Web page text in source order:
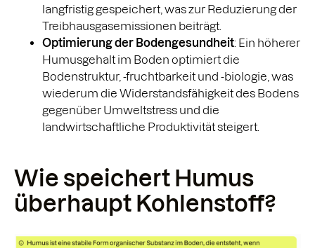
langfristig gespeichert, was zur Reduzierung der
Treibhausgasemissionen beiträgt.
Optimierung der Bodengesundheit: Ein höherer
Humusgehalt im Boden optimiert die
Bodenstruktur, -fruchtbarkeit und -biologie, was
wiederum die Widerstandsfähigkeit des Bodens
gegenüber Umweltstress und die
landwirtschaftliche Produktivität steigert.
Wie speichert Humus
überhaupt Kohlenstoff?